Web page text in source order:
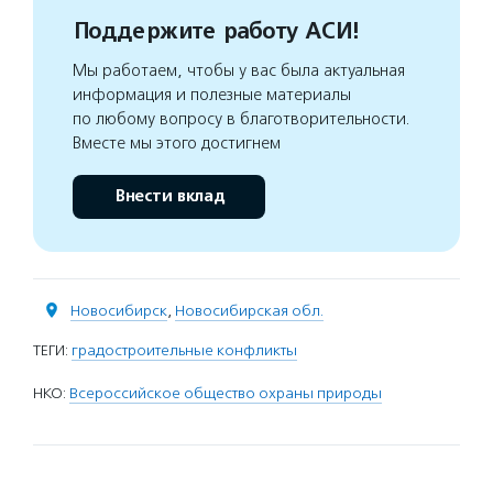
Поддержите работу АСИ!
Мы работаем, чтобы у вас была актуальная
информация и полезные материалы
по любому вопросу в благотворительности.
Вместе мы этого достигнем
Внести вклад
Новосибирск, Новосибирская обл.
ТЕГИ: градостроительные конфликты
НКО: Всероссийское общество охраны природы